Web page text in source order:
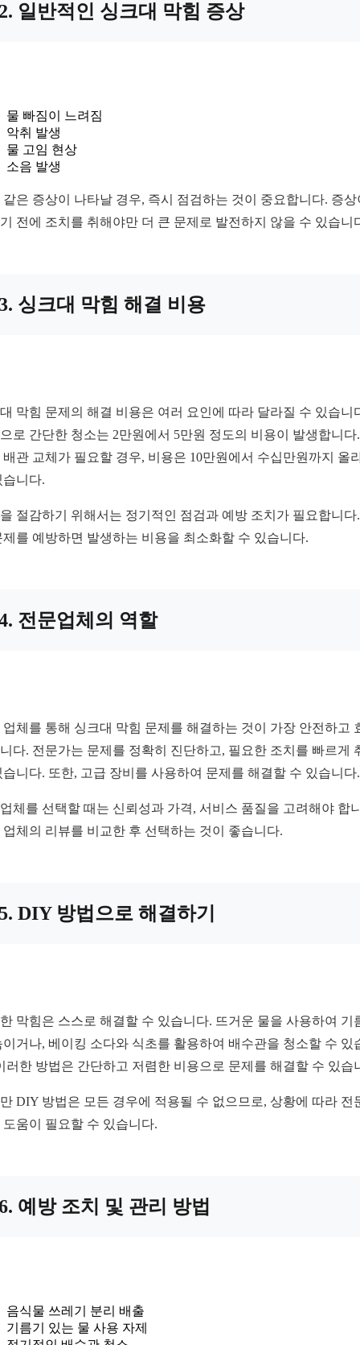
일반적인 싱크대 막힘 증상
물 빠짐이 느려짐
악취 발생
물 고임 현상
소음 발생
같은 증상이 나타날 경우, 즉시 점검하는 것이 중요합니다. 증상
전에 조치를 취해야만 더 큰 문제로 발전하지 않을 수 있습니
싱크대 막힘 해결 비용
막힘 문제의 해결 비용은 여러 요인에 따라 달라질 수 있습니
로 간단한 청소는 2만원에서 5만원 정도의 비용이 발생합니다
배관 교체가 필요할 경우, 비용은 10만원에서 수십만원까지 올
습니다.
절감하기 위해서는 정기적인 점검과 예방 조치가 필요합니다
제를 예방하면 발생하는 비용을 최소화할 수 있습니다.
전문업체의 역할
업체를 통해 싱크대 막힘 문제를 해결하는 것이 가장 안전하고
다. 전문가는 문제를 정확히 진단하고, 필요한 조치를 빠르게
습니다. 또한, 고급 장비를 사용하여 문제를 해결할 수 있습니다.
체를 선택할 때는 신뢰성과 가격, 서비스 품질을 고려해야 합
업체의 리뷰를 비교한 후 선택하는 것이 좋습니다.
DIY 방법으로 해결하기
막힘은 스스로 해결할 수 있습니다. 뜨거운 물을 사용하여 기
이거나, 베이킹 소다와 식초를 활용하여 배수관을 청소할 수 있
러한 방법은 간단하고 저렴한 비용으로 문제를 해결할 수 있습
DIY 방법은 모든 경우에 적용될 수 없으므로, 상황에 따라 전
도움이 필요할 수 있습니다.
예방 조치 및 관리 방법
음식물 쓰레기 분리 배출
기름기 있는 물 사용 자제